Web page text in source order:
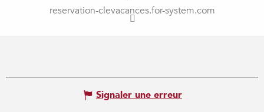
reservation-clevacances.for-system.com
Signaler une erreur